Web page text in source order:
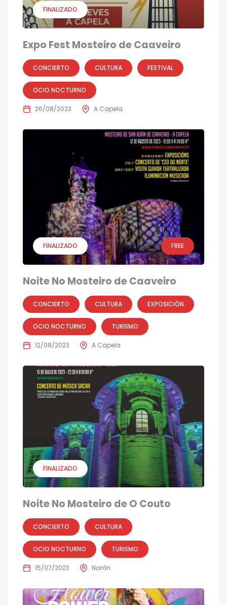
FINALIZADO
Expo Fest Mosteiro de Caaveiro
CONCIERTO CULTURA FESTIVAL
OCIO NOCTURNO
26/08/2023 A Capela
FINALIZADO FREE
Noite No Mosteiro de Caaveiro
CONCIERTO CULTURA EXPOSICIÓN
OCIO NOCTURNO TURISMO
12/08/2023 A Capela
FINALIZADO
Noite No Mosteiro de O Couto
CONCIERTO CULTURA
OCIO NOCTURNO TURISMO
15/07/2023 Narón